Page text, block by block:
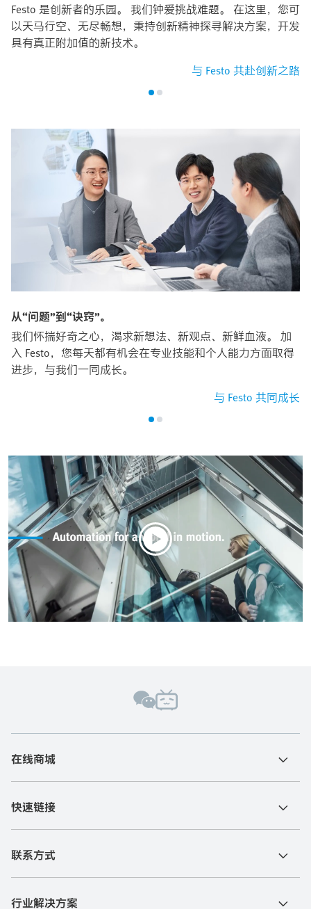
Festo 是创新者的乐园。 我们钟爱挑战难题。 在这里，您可
以天马行空、无尽畅想，秉持创新精神探寻解决方案，开发
具有真正附加值的新技术。
与 Festo 共赴创新之路
从“问题”到“诀窍”。
我们怀揣好奇之心，渴求新想法、新观点、新鲜血液。 加
入 Festo，您每天都有机会在专业技能和个人能力方面取得
进步，与我们一同成长。
与 Festo 共同成长
在线商城
快速链接
联系方式
行业解决方案